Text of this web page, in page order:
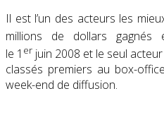
Il est l’un des acteurs les
millions de dollars gagnés
le 1 er juin 2008 et le seul
classés premiers au box-
week-end de diffusion.